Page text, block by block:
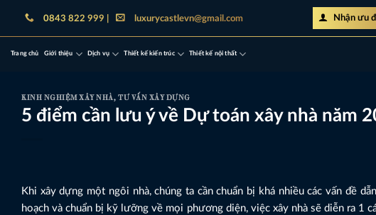
dung
0843 822 999 | luxurycastlevn@gmail.com Nhận ưu
Trang chủ Giới thiệu Dịch vụ Thiết kế kiến trúc Thiết kế nội thất
KINH NGHIỆM XÂY NHÀ,TƯ VẤN XÂY DỰNG
5 điểm cần lưu ý về Dự toán xây nhà năm
Khi xây dựng một ngôi nhà, chúng ta cần chuẩn bị khá nhiều các vấn đề
hoạch và chuẩn bị kỹ lưỡng về mọi phương diện, việc xây nhà sẽ diễn ra 1